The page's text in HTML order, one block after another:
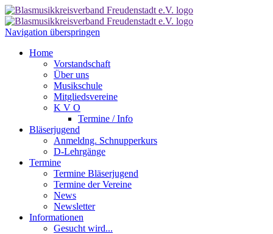
Navigation überspringen
Home
Vorstandschaft
Über uns
Musikschule
Mitgliedsvereine
K V O
Termine / Info
Bläserjugend
Anmeldng. Schnupperkurs
D-Lehrgänge
Termine
Termine Bläserjugend
Termine der Vereine
News
Newsletter
Informationen
Gesucht wird...